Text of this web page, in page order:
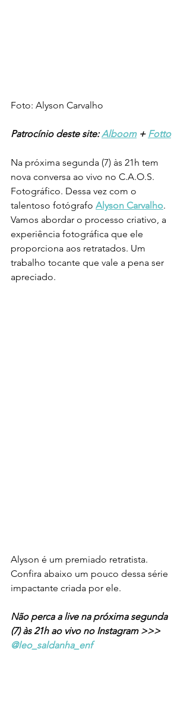
Foto: Alyson Carvalho
Patrocínio deste site: Alboom + Fotto
Na próxima segunda (7) às 21h tem
nova conversa ao vivo no C.A.O.S.
Fotográfico. Dessa vez com o
talentoso fotógrafo Alyson Carvalho.
Vamos abordar o processo criativo, a
experiência fotográfica que ele
proporciona aos retratados. Um
trabalho tocante que vale a pena ser
apreciado.
Alyson é um premiado retratista.
Confira abaixo um pouco dessa série
impactante criada por ele.
Não perca a live na próxima segunda
(7) às 21h ao vivo no Instagram >>>
@leo_saldanha_enf